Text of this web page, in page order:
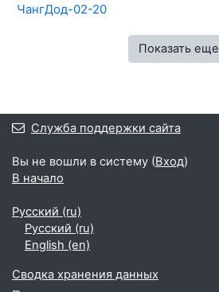
ЧангДод-02-20
Показать еще
Служба поддержки сайта
Вы не вошли в систему (Вход)
В начало
Русский ‎(ru)‎
Русский ‎(ru)‎
English ‎(en)‎
Сводка хранения данных